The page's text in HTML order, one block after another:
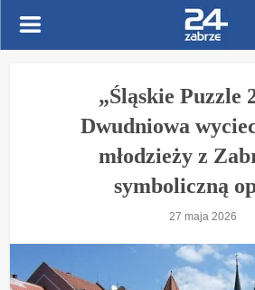
„Śląskie Puzzle
Dwudniowa
młodzieży z
symboliczną
27 maja 2026